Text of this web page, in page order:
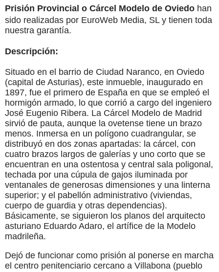
Prisión Provincial o Cárcel Modelo de Oviedo han
sido realizadas por EuroWeb Media, SL y tienen toda
nuestra garantía.
Descripción:
Situado en el barrio de Ciudad Naranco, en Oviedo
(capital de Asturias), este inmueble, inaugurado en
1897, fue el primero de España en que se empleó el
hormigón armado, lo que corrió a cargo del ingeniero
José Eugenio Ribera. La Cárcel Modelo de Madrid
sirvió de pauta, aunque la ovetense tiene un brazo
menos. Inmersa en un polígono cuadrangular, se
distribuyó en dos zonas apartadas: la cárcel, con
cuatro brazos largos de galerías y uno corto que se
encuentran en una ostentosa y central sala poligonal,
techada por una cúpula de gajos iluminada por
ventanales de generosas dimensiones y una linterna
superior; y el pabellón administrativo (viviendas,
cuerpo de guardia y otras dependencias).
Básicamente, se siguieron los planos del arquitecto
asturiano Eduardo Adaro, el artífice de la Modelo
madrileña.
Dejó de funcionar como prisión al ponerse en marcha
el centro penitenciario cercano a Villabona (pueblo